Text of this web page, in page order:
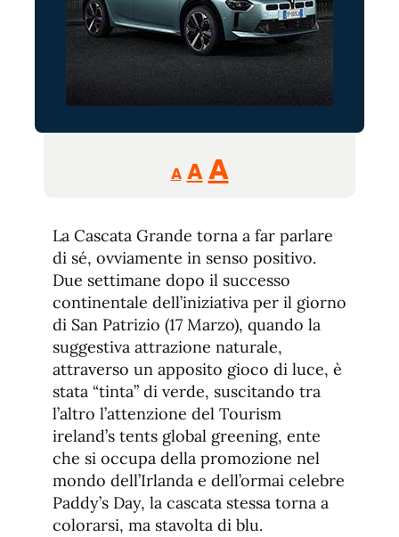
A
Reducir
tamaño
A Restablecer
fuente
AAumentar
de
fuente.
La Cascata Grande torna a far parlare
di sé, ovviamente in senso positivo.
Due settimane dopo il successo
continentale dell’iniziativa per il giorno
di San Patrizio (17 Marzo), quando la
suggestiva attrazione naturale,
attraverso un apposito gioco di luce, è
stata “tinta” di verde, suscitando tra
l’altro l’attenzione del Tourism
ireland’s tents global greening, ente
che si occupa della promozione nel
mondo dell’Irlanda e dell’ormai celebre
Paddy’s Day, la cascata stessa torna a
colorarsi, ma stavolta di blu.